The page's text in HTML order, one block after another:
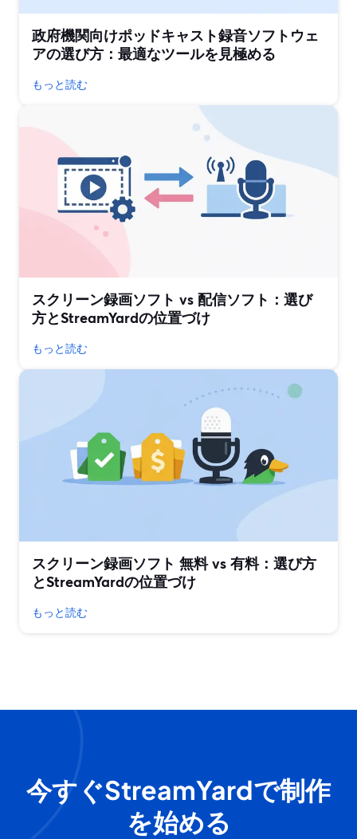
政府機関向けポッドキャスト録音ソフトウェ
アの選び方：最適なツールを見極める
もっと読む
スクリーン録画ソフト vs 配信ソフト：選び
方とStreamYardの位置づけ
もっと読む
スクリーン録画ソフト 無料 vs 有料：選び方
とStreamYardの位置づけ
もっと読む
今すぐStreamYardで制作
を始める